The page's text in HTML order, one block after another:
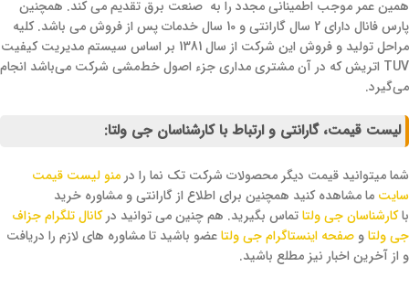
همین عمر موجب اطمینانی مجدد را به صنعت برق تقدیم می کند. همچنین
پارس فانال دارای 2 سال گارانتی و 10 سال خدمات پس از فروش می باشد. کلیه
مراحل تولید و فروش این شرکت از سال 1381 بر اساس سیستم مدیریت کیفیت
TUV اتریش که در آن مشتری مداری جزء اصول خط‌مشی شرکت می‌باشد انجام
می‌گیرد.
لیست قیمت، گارانتی و ارتباط با کارشناسان جی ولتا:
شما میتوانید قیمت دیگر محصولات شرکت تک نما را در منو لیست قیمت
سایت ما مشاهده کنید همچنین برای اطلاع از گارانتی و مشاوره خرید
باکارشناسان جی ولتاتماس بگیرید. هم چنین می توانید درکانال تلگرام جزاف
جی ولتاو صفحه اینستاگرام جی ولتاعضو باشید تا مشاوره های لازم را دریافت
و از آخرین اخبار نیز مطلع باشید.